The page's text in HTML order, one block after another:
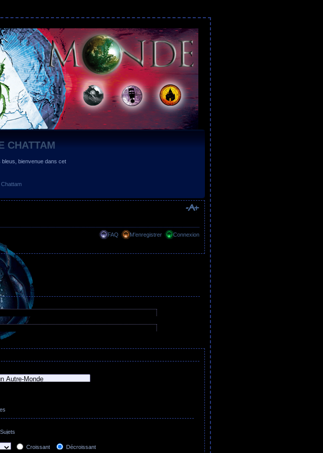
CHATTAM
bienvenue dans cet
FAQ M’enregistrer Connexion
termes
lequel de ces termes
Sujets
Croissant Décroissant